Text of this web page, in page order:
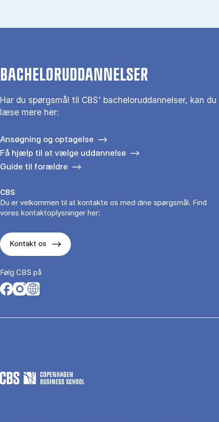
BACHELORUDDANNELSER
Har du spørgsmål til CBS' bacheloruddannelser, kan du
læse mere her:
Ansøgning og optagelse
Få hjælp til at vælge uddannelse
Guide til forældre
CBS
Du er velkommen til at kontakte os med dine spørgsmål. Find
vores kontaktoplysninger her:
Kontakt os
Følg CBS på
Opens in a new tab
Opens in a new tab
Opens in a new tab